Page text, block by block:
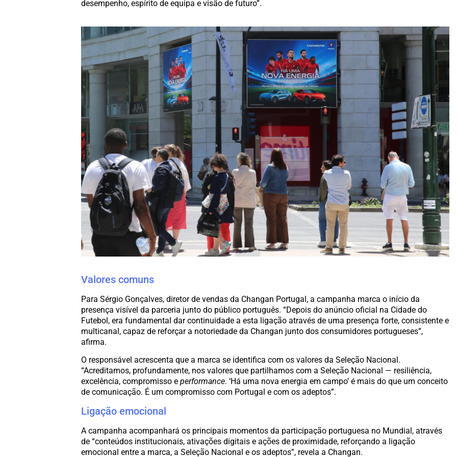
desempenho, espírito de equipa e visão de futuro”.
Valores comuns
Para Sérgio Gonçalves, diretor de vendas da Changan Portugal, a campanha marca o início da
presença visível da parceria junto do público português. “Depois do anúncio oficial na Cidade do
Futebol, era fundamental dar continuidade a esta ligação através de uma presença forte, consistente e
multicanal, capaz de reforçar a notoriedade da Changan junto dos consumidores portugueses”,
afirma.
O responsável acrescenta que a marca se identifica com os valores da Seleção Nacional.
“Acreditamos, profundamente, nos valores que partilhamos com a Seleção Nacional — resiliência,
excelência, compromisso eperformance. ‘Há uma nova energia em campo’ é mais do que um conceito
de comunicação. É um compromisso com Portugal e com os adeptos”.
Ligação emocional
A campanha acompanhará os principais momentos da participação portuguesa no Mundial, através
de “conteúdos institucionais, ativações digitais e ações de proximidade, reforçando a ligação
emocional entre a marca, a Seleção Nacional e os adeptos”, revela a Changan.